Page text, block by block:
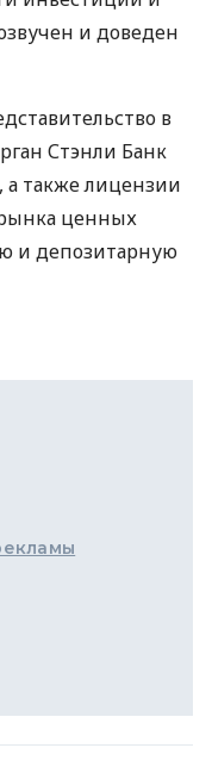
и доведен
в
Стэнли Банк
также лицензии
ценных
и депозитарную